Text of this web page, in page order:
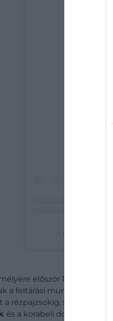
A post shared
először 1884-ben
a feltárási munkálatok.
a rézpajzsokig, számos
és a korabeli dobok,